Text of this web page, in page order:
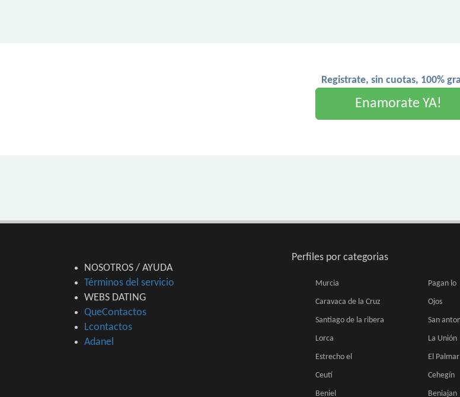
Registrate, sin cuotas, 100%
Enamorate YA!
NOSOTROS / AYUDA
Términos del servicio
WEBS DATING
QueContactos
Lcontactos
Adanel
Perfiles por categorias
Murcia Pagan lo
Caravaca de la Cruz Ojos
Santiago de la ribera San
Lorca La Unión
Estrecho el El Palmar
Ceutí Cehegín
Beniel Beniajan